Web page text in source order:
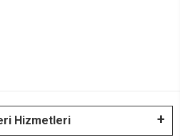
Hizmetleri